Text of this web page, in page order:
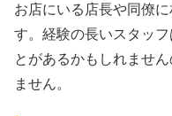
お店にいる店長や同僚
す。経験の長いスタッ
とがあるかもしれませ
ません。